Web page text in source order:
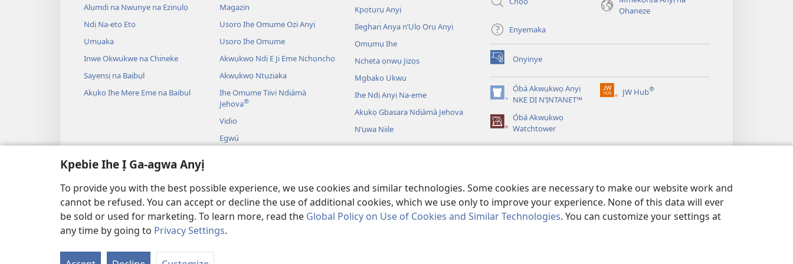
Kpebie Ihe Ị Ga-agwa Anyị
To provide you with the best possible experience, we use cookies and similar technologies. Some cookies are necessary to make our website work and
cannot be refused. You can accept or decline the use of additional cookies, which we use only to improve your experience. None of this data will ever
be sold or used for marketing. To learn more, read the Global Policy on Use of Cookies and Similar Technologies. You can customize your settings at
any time by going to Privacy Settings.
Alụmdi na Nwunye na Ezinụlọ
Ndị Na-eto Eto
Ụmụaka
Inwe Okwukwe na Chineke
Sayensị na Baịbụl
Akụkọ Ihe Mere Eme na Baịbụl
Magazin
Usoro Ihe Omume Ozi Anyị
Usoro Ihe Omume
Akwụkwọ Ndị E Ji Eme Nchọnchọ
Akwụkwọ Ntụziaka
Ihe Omume Tiivi Ndịàmà
Jehova®
Vidio
Egwú
Kpọtụrụ Anyị
Ilegharị Anya n’Ụlọ Ọrụ Anyị
Ọmụmụ Ihe
Ncheta ọnwụ Jizọs
Mgbako Ukwu
Ihe Ndị Anyị Na-eme
Akụkọ Gbasara Ndịàmà Jehova
N’ụwa Niile
anọ
ga-
anọ
gụọ
ya)
Ọhaneze
Enyemaka
Onyinye
(ga-
emepere
gị
ebe
ga-
anọ
Ọ́bá Akwụkwọ Anyị
NKE DỊ N’ỊNTANET™
(ga-
emepere
gị
ọzọ
gụọ
ya)
JW Hub®
(ga-
ọzọ
gụọ
ya)
Ọ́bá Akwụkwọ
Watchtower
IHE NDỊ Ị GA-EME NA IHE NDỊ Ị NA-AGAGHỊ EME